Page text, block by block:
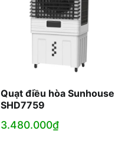
Quạt điều hòa Sunhouse
SHD7759
3.480.000₫